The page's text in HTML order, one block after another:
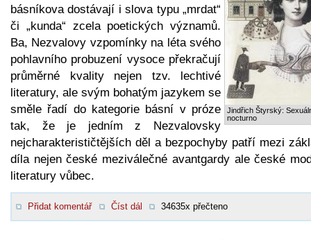
Jindřich Štyrský:
nocturno
básníkova dostávají i slova typu „mrdat“
či „kunda“ zcela poetických významů.
Ba, Nezvalovy vzpomínky na léta svého
pohlavního probuzení vysoce překračují
průměrné kvality nejen tzv. lechtivé
literatury, ale svým bohatým jazykem se
směle řadí do kategorie básní v próze
tak, že je jedním z Nezvalovsky
nejcharakterističtějších děl a bezpochyby patří mezi
díla nejen české meziválečné avantgardy ale české
literatury vůbec.
Přidat komentář Číst dál 34635x přečteno